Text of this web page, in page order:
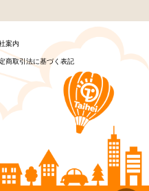
案内
商取引法に基づく表記